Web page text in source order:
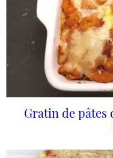
Gratin de pâtes